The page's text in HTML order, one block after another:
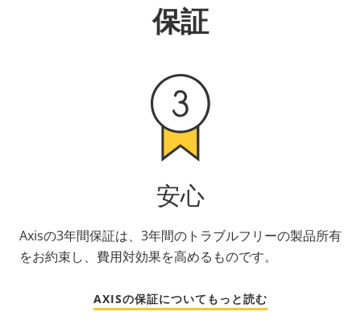
保証
安心
Axisの3年間保証は、3年間のトラブルフリーの製品所有
をお約束し、費用対効果を高めるものです。
AXISの保証についてもっと読む